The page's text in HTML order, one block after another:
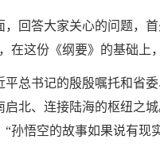
回答大家关心的问题，
在这份《纲要》的基础上
平总书记的殷殷嘱托和省
北、连接陆海的枢纽之
孙悟空的故事如果说有